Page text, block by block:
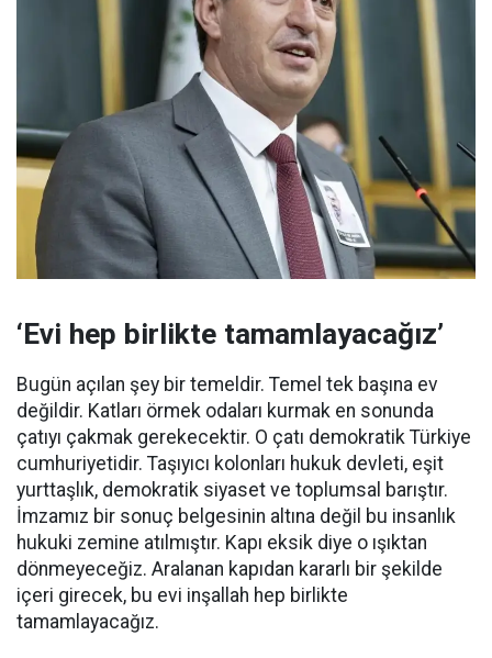
‘Evi hep birlikte tamamlayacağız’
Bugün açılan şey bir temeldir. Temel tek başına ev
değildir. Katları örmek odaları kurmak en sonunda
çatıyı çakmak gerekecektir. O çatı demokratik Türkiye
cumhuriyetidir. Taşıyıcı kolonları hukuk devleti, eşit
yurttaşlık, demokratik siyaset ve toplumsal barıştır.
İmzamız bir sonuç belgesinin altına değil bu insanlık
hukuki zemine atılmıştır. Kapı eksik diye o ışıktan
dönmeyeceğiz. Aralanan kapıdan kararlı bir şekilde
içeri girecek, bu evi inşallah hep birlikte
tamamlayacağız.